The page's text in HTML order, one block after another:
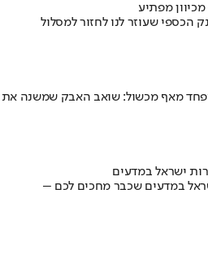
מפתיע
שעוזר לנו לחזור למסלול
מאף מכשול: שואב האבק שמשנה את
ישראל במדעים
במדעים שכבר מחכים לכם –